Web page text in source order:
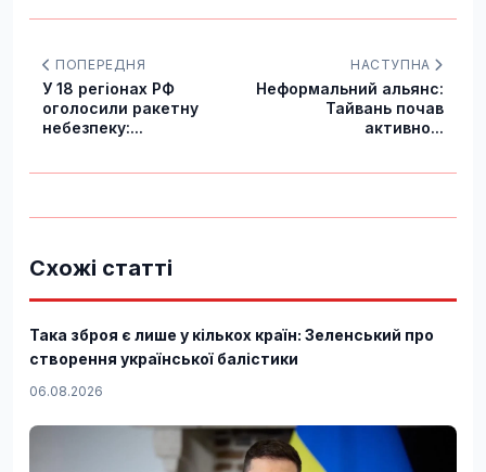
ПОПЕРЕДНЯ
У 18 регіонах РФ
оголосили ракетну
небезпеку:...
НАСТУПНА
Неформальний альянс:
Тайвань почав
активно...
Схожі статті
Така зброя є лише у кількох країн: Зеленський про
створення української балістики
06.08.2026